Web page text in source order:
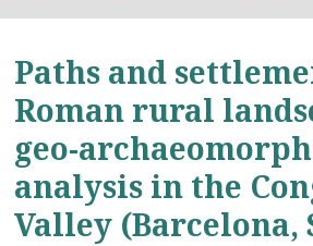
Paths and
Roman rural
geo-
analysis in the
Valley (Barcelona,